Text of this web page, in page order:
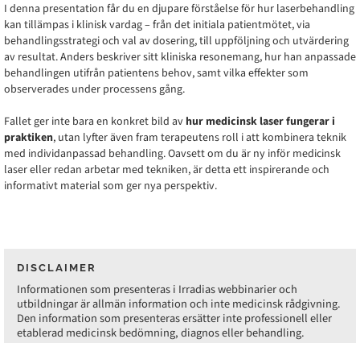
I denna presentation får du en djupare förståelse för hur laserbehandling
kan tillämpas i klinisk vardag – från det initiala patientmötet, via
behandlingsstrategi och val av dosering, till uppföljning och utvärdering
av resultat. Anders beskriver sitt kliniska resonemang, hur han anpassade
behandlingen utifrån patientens behov, samt vilka effekter som
observerades under processens gång.
Fallet ger inte bara en konkret bild av hur medicinsk laser fungerar i
praktiken, utan lyfter även fram terapeutens roll i att kombinera teknik
med individanpassad behandling. Oavsett om du är ny inför medicinsk
laser eller redan arbetar med tekniken, är detta ett inspirerande och
informativt material som ger nya perspektiv.
DISCLAIMER
Informationen som presenteras i Irradias webbinarier och
utbildningar är allmän information och inte medicinsk rådgivning.
Den information som presenteras ersätter inte professionell eller
etablerad medicinsk bedömning, diagnos eller behandling.